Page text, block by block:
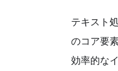
テキスト
のコア要
効率的な